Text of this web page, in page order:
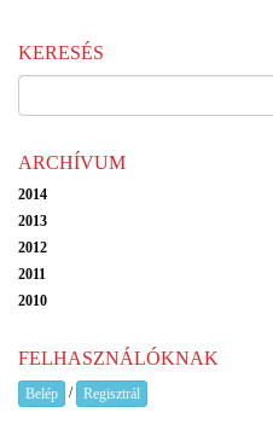
KERESÉS
ARCHÍVUM
2014
2013
2012
2011
2010
FELHASZNÁLÓKNAK
Belép / Regisztrál